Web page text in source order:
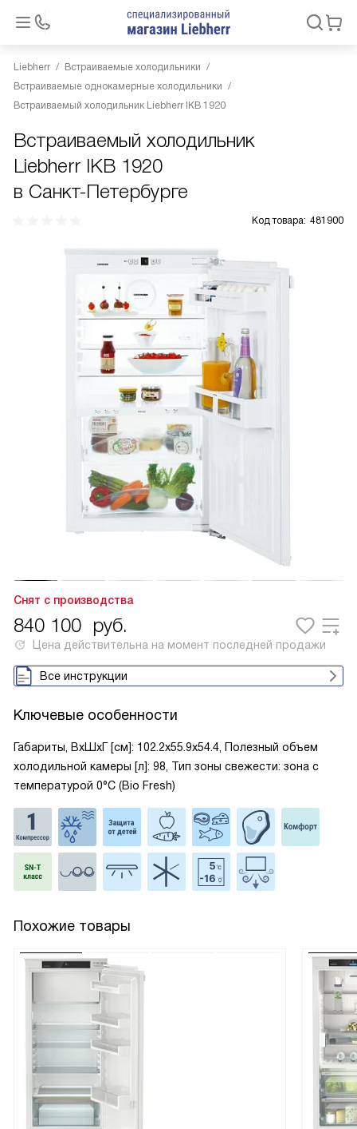
Liebherr
Встраиваемые холодильники
Встраиваемые однокамерные холодильники
Встраиваемый холодильник Liebherr IKB 1920
Встраиваемый холодильник
Liebherr IKB 1920
в Санкт-Петербурге
Код товара: 481900
Снят с производства
840 100 руб.
Цена действительна на момент последней продажи
Все инструкции
Ключевые особенности
Габариты, ВxШxГ [см]: 102.2x55.9x54.4, Полезный объем
холодильной камеры [л]: 98, Тип зоны свежести: зона с
температурой 0°C (Bio Fresh)
Похожие товары